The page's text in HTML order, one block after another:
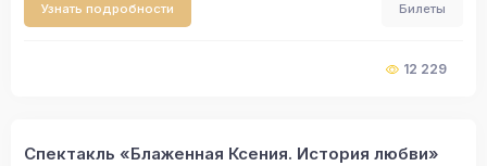
Узнать подробности Билеты
12 229
Спектакль «Блаженная Ксения. История любви»